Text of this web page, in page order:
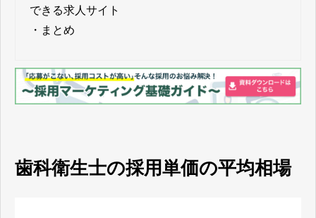
できる求人サイト
・ まとめ
歯科衛生士の採用単価の平均相場